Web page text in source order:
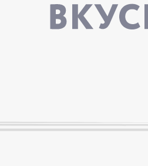
«КОРЕЙКА копчено-
- КОЛБАСА